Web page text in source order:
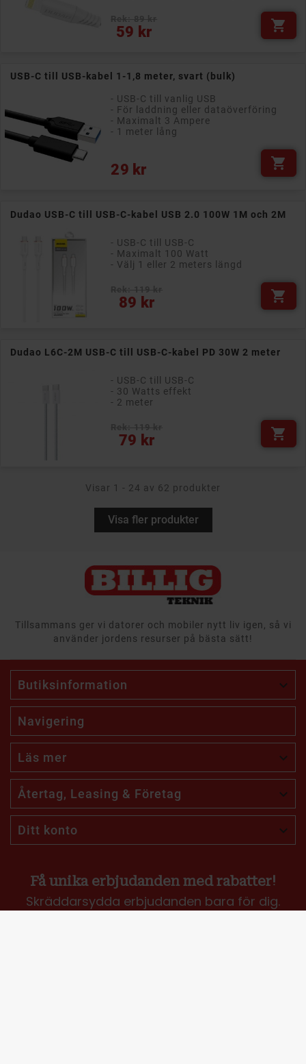
59 kr
Pris 
USB-C till USB-kabel 1-1,8 meter, svart (bulk)
- USB-C till vanlig USB
- För laddning eller dataöverföring
- Maximalt 3 Ampere
- 1 meter lång
29 kr
Pris 
Dudao USB-C till USB-C-kabel USB 2.0 100W 1M och 2M
- USB-C till USB-C
- Maximalt 100 Watt
- Välj 1 eller 2 meters längd
89 kr
Pris 
Dudao L6C-2M USB-C till USB-C-kabel PD 30W 2 meter
- USB-C till USB-C
- 30 Watts effekt
- 2 meter
79 kr
Pris 
Visar 1 - 24 av 62 produkter
Visa fler produkter
Tillsammans ger vi datorer och mobiler nytt liv igen, så vi
använder jordens resurser på bästa sätt!
Butiksinformation 
Navigering
Läs mer 
Återtag, Leasing & Företag 
Ditt konto 
Få unika erbjudanden med rabatter!
Skräddarsydda erbjudanden bara för dig.